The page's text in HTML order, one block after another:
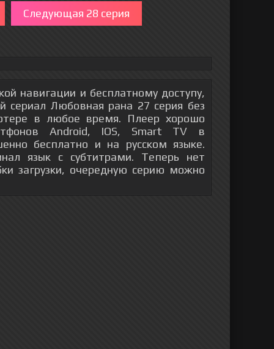
Следующая 28 серия
навигации и бесплатному доступу,
сериал Любовная рана 27 серия без
в любое время. Плеер хорошо
Android, IOS, Smart TV в
бесплатно и на русском языке.
язык с субтитрами. Теперь нет
загрузки, очередную серию можно